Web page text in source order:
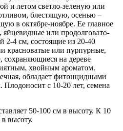
и летом светло-зеленую или
блестящую, осенью –
в октябре-ноябре. Ее главное
яйцевидные или продолговато-
4 см, состоящие из 20-40
красноватые или пурпурные,
сохраняющиеся на дереве
хвойным ароматом.
обладает фитонцидными
Плодоносит с 10-20 лет, семена
50-100 см в высоту. К 10
высоту.